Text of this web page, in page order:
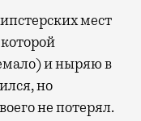
мест
и ныряю в
но
не потерял.